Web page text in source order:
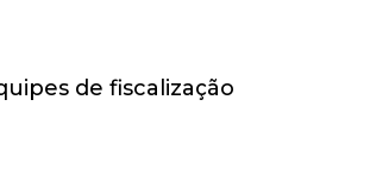
de fiscalização